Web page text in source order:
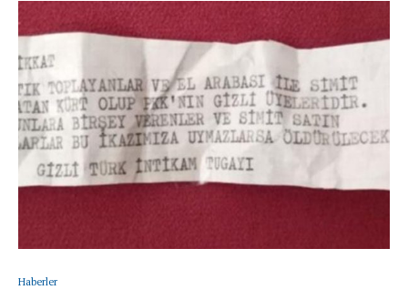
Haberler